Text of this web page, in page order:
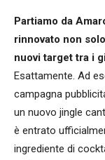
Partiamo da
rinnovato non
nuovi target tra i
Esattamente. Ad
campagna
un nuovo jingle
è entrato
ingrediente di